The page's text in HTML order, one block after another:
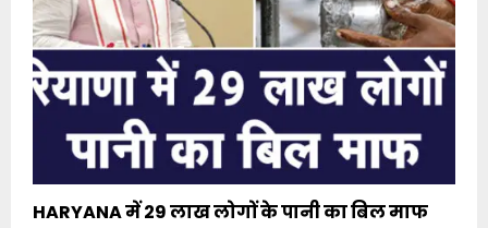
HARYANA में 29 लाख लोगों के पानी का बिल माफ